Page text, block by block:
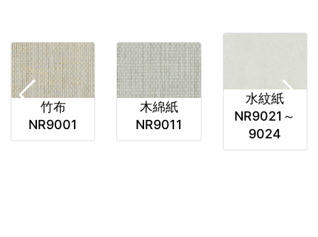
竹布
NR9001
木綿紙
NR9011
水紋紙
NR9021～
9024